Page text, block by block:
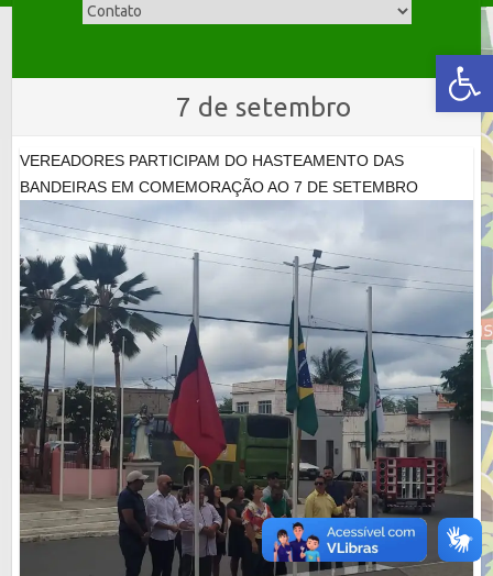
Abrir a barra de ferramentas
7 de setembro
VEREADORES PARTICIPAM DO HASTEAMENTO DAS
BANDEIRAS EM COMEMORAÇÃO AO 7 DE SETEMBRO